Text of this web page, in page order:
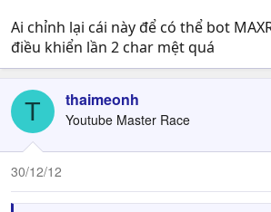
Ai chỉnh lại cái này để có thể bot
điều khiển lần 2 char mệt quá
T thaimeonh
Youtube Master Race
30/12/12